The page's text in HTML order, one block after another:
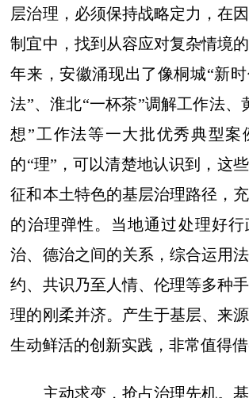
层治理，必须保持战略定力，在
制宜中，找到从容应对复杂情境
年来，安徽涌现出了像桐城“新
法”、淮北“一杯茶”调解工作法、
想”工作法等一大批优秀典型案
的“理”，可以清楚地认识到，这
征和本土特色的基层治理路径，
的治理弹性。当地通过处理好
治、德治之间的关系，综合运用
约、共识乃至人情、伦理等多种
理的刚柔并济。产生于基层、来源
生动鲜活的创新实践，非常值得借
主动求变，抢占治理先机。基